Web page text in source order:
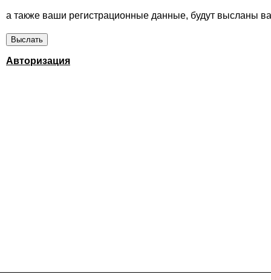
а также ваши регистрационные данные, будут высланы
Авторизация